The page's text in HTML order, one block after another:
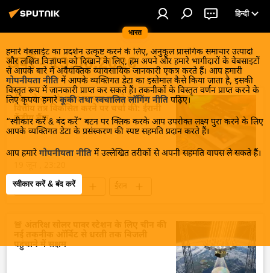
भारत
हिन्दी
हमारे वेबसाईट का प्रदर्शन उत्कृष्ट करने के लिए, अनुकूल प्रासंगिक समाचार उत्पादों
और लक्षित विज्ञापन को दिखाने के लिए, हम अपने और हमारे भागीदारों के वेबसाइटों
से आपके बारे में अवैयक्तिक व्यावसायिक जानकारी एकत्र करते हैं। आप हमारी
गोपनीयता नीति में आपके व्यक्तिगत डेटा का इस्तेमाल कैसे किया जाता है, इसकी
विस्तृत रूप में जानकारी प्राप्त कर सकते हैं। तकनीकों के विस्तृत वर्णन प्राप्त करने के
लिए कृपया हमारे कूकी तथा स्वचालित लॉगिंग नीति पढ़िए।
“स्वीकार करें & बंद करें” बटन पर क्लिक करके आप उपरोक्त लक्ष्य पुरा करने के लिए
आपके व्यक्तिगत डेटा के प्रसंस्करण की स्पष्ट सहमति प्रदान करते हैं।
आप हमारे गोपनीयता नीति में उल्लेखित तरीकों से अपनी सहमति वापस ले सकते हैं।
स्वीकार करें & बंद करें
खबरें - 19.06.2026
ईरान ने रूस के साथ व्यापार बढ़ाने के लिए
वित्तीय तंत्र विकसित करने पर चर्चा की: ईरानी
केंद्रीय बैंक
व्यापार और अर्थव्यवस्था
ईरान
पहुंचाने में सक्षम